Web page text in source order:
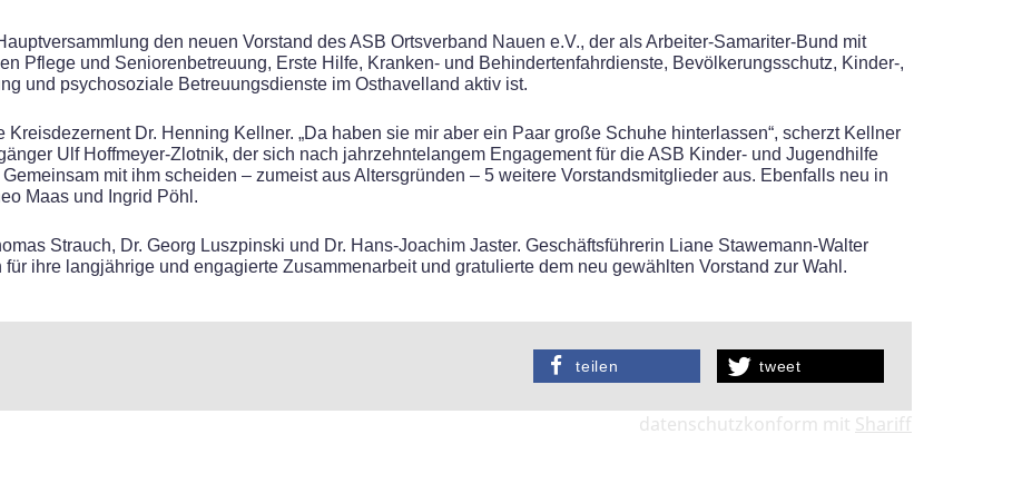
den neuen Vorstand des ASB Ortsverband Nauen e.V., der als Arbeiter-Samariter-Bund mit
Pflege und Seniorenbetreuung, Erste Hilfe, Kranken- und Behindertenfahrdienste, Bevölkerungsschutz, Kinder-,
und psychosoziale Betreuungsdienste im Osthavelland aktiv ist.
Dr. Henning Kellner. „Da haben sie mir aber ein Paar große Schuhe hinterlassen“, scherzt Kellner
Ulf Hoffmeyer-Zlotnik, der sich nach jahrzehntelangem Engagement für die ASB Kinder- und Jugendhilfe
mit ihm scheiden – zumeist aus Altersgründen – 5 weitere Vorstandsmitglieder aus. Ebenfalls neu in
Maas und Ingrid Pöhl.
Strauch, Dr. Georg Luszpinski und Dr. Hans-Joachim Jaster. Geschäftsführerin Liane Stawemann-Walter
ihre langjährige und engagierte Zusammenarbeit und gratulierte dem neu gewählten Vorstand zur Wahl.
tweet
teilen
datenschutzkonform mit Shariff